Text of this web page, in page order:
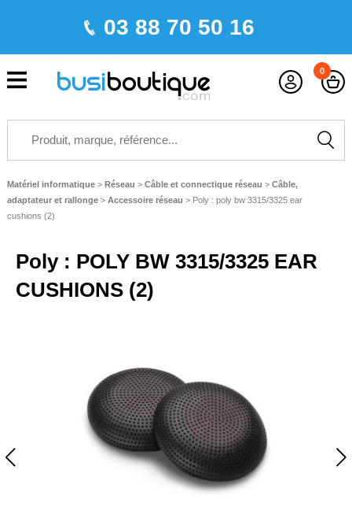
03 88 70 50 16
0
Matériel informatique > Réseau > Câble et connectique réseau > Câble,
adaptateur et rallonge > Accessoire réseau > Poly : poly bw 3315/3325 ear
cushions (2)
Poly : POLY BW 3315/3325 EAR
CUSHIONS (2)